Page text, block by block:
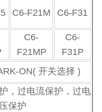
C6-F21M C6-F31
C6-
F21MP
C6-
F31P
ON( 开关选择 )
，过电流保护，过电
压保护